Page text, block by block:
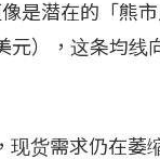
是潜在的「熊
元），这条均线
货需求仍在萎